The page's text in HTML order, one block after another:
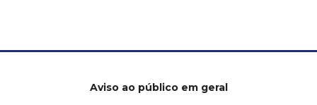
Aviso ao público em geral